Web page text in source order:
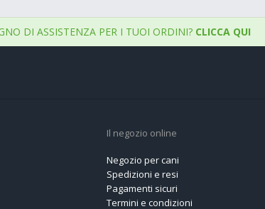
DI ASSISTENZA PER I TUOI ORDINI? CLICCA QUI
Il negozio online
Negozio per cani
Spedizioni e resi
Pagamenti sicuri
Termini e condizioni